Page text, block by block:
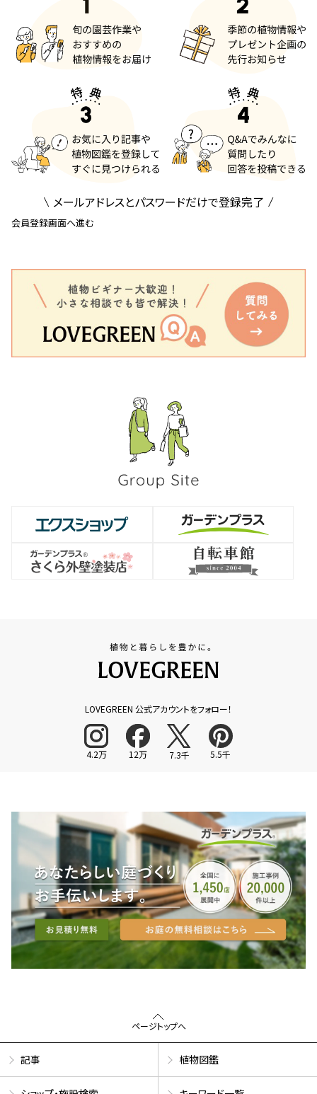
メールアドレスとパスワードだけで登録完了
会員登録画面へ進む
LOVEGREEN 公式アカウントをフォロー！
4.2万 12万 7.3千 5.5千
ページトップへ
記事 植物図鑑